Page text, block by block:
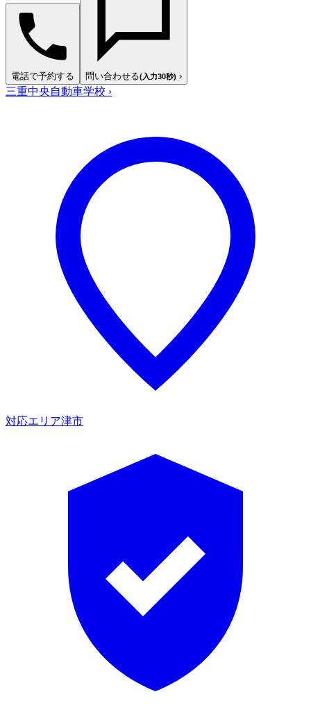
電話で予約する 問い合わせる(入力30秒) ›
三重中央自動車学校 ›
対応エリア津市